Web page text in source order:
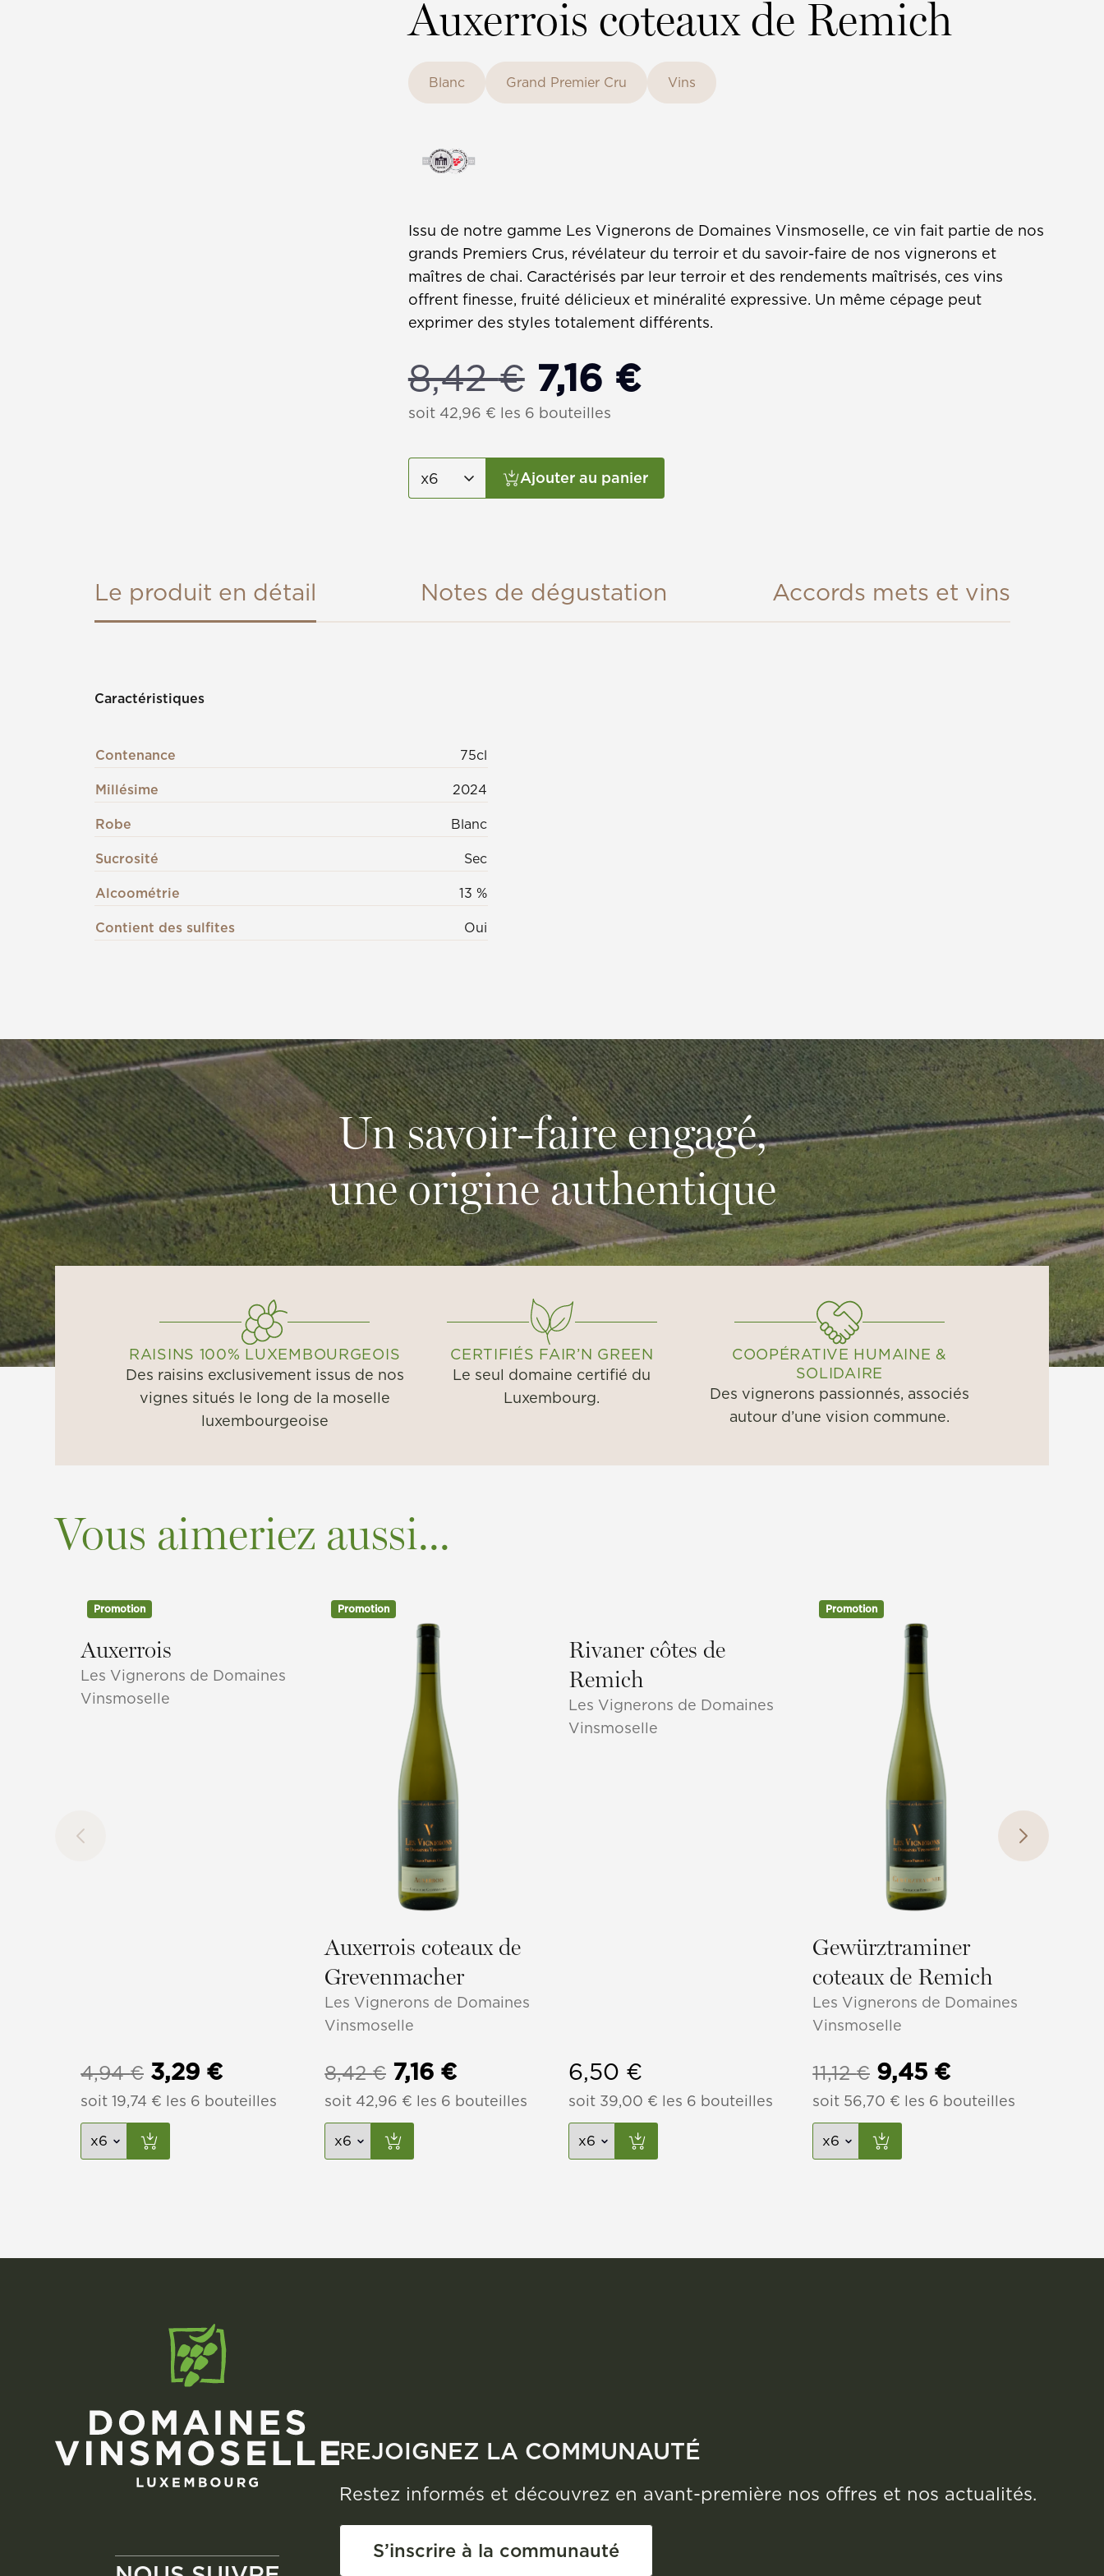
Auxerrois coteaux de Remich
Blanc Grand Premier Cru Vins
Issu de notre gamme Les Vignerons de Domaines Vinsmoselle, ce vin fait partie de nos
grands Premiers Crus, révélateur du terroir et du savoir-faire de nos vignerons et
maîtres de chai. Caractérisés par leur terroir et des rendements maîtrisés, ces vins
offrent finesse, fruité délicieux et minéralité expressive. Un même cépage peut
exprimer des styles totalement différents.
8,42€ Le
prix
initial
7,16 €Le
actuel
soit 42,96 € les 6 bouteilles
Ajouter au panier
Le produit en détail Notes de dégustation Accords mets et vins
Caractéristiques
Contenance
75cl
Millésime
2024
Robe
Blanc
Sucrosité
Sec
Alcoométrie
13 %
Contient des sulfites
Oui
Un savoir-faire engagé,
une origine authentique
RAISINS 100% LUXEMBOURGEOIS
Des raisins exclusivement issus de nos
vignes situés le long de la moselle
luxembourgeoise
CERTIFIÉS FAIR’N GREEN
Le seul domaine certifié du
Luxembourg.
COOPÉRATIVE HUMAINE &
SOLIDAIRE
Des vignerons passionnés, associés
autour d’une vision commune.
Vous aimeriez aussi...
Promotion
Auxerrois
Les Vignerons de Domaines
Vinsmoselle
4,94€ Le
prix
initial
3,29 €Le
prix
soit19,74 € les 6 bouteilles
Promotion
Auxerrois coteaux de
Grevenmacher
Les Vignerons de Domaines
Vinsmoselle
8,42€ Le
prix
initial
7,16 €Le
prix
soit 42,96 € les 6 bouteilles
Rivaner côtes de
Remich
Les Vignerons de Domaines
Vinsmoselle
6,50 €
soit 39,00 € les 6 bouteilles
Promotion
Gewürztraminer
coteaux de Remich
Les Vignerons de Domaines
Vinsmoselle
11,12€ Le
prix
initial
9,45 €Le
prix
soit 56,70 € les 6 bouteilles
REJOIGNEZ LA COMMUNAUTÉ
Restez informés et découvrez en avant-première nos offres et nos actualités.
S’inscrire à la communauté